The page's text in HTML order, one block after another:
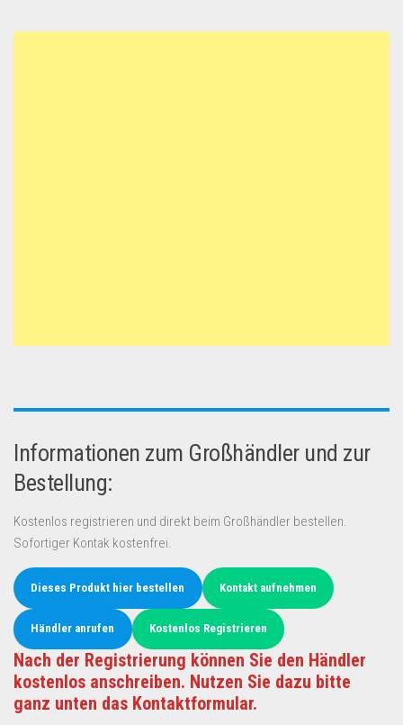
Informationen zum Großhändler und zur
Bestellung:
Kostenlos registrieren und direkt beim Großhändler bestellen.
Sofortiger Kontak kostenfrei.
Dieses Produkt hier bestellen Kontakt aufnehmen
Händler anrufen Kostenlos Registrieren
Nach der Registrierung können Sie den Händler
kostenlos anschreiben. Nutzen Sie dazu bitte
ganz unten das Kontaktformular.